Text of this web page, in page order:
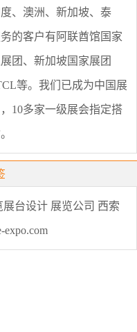
、澳洲、新加坡、泰
的客户有阿联酋馆国家
团、新加坡国家展团
等。我们已成为中国展
10多家一级展会指定搭
展台设计 展览公司 西索
expo.com